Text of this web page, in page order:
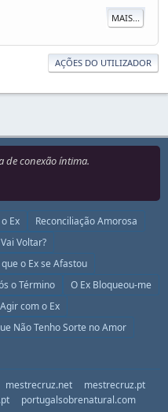
MAIS...
AÇÕES DO UTILIZADOR
de conexão íntima.
Ex
Reconciliação Amorosa
Voltar?
que o Ex se Afastou
o Término
O Ex Bloqueou-me
com o Ex
Não Tenho Sorte no Amor
mestrecruz.net
mestrecruz.pt
portugalsobrenatural.com